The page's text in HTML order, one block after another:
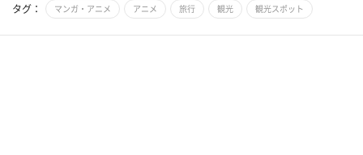
タグ： マンガ・アニメ アニメ 旅行 観光 観光スポット